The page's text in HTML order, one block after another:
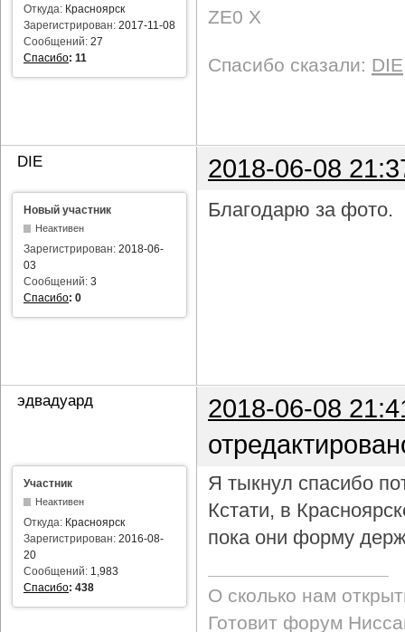
Откуда: Красноярск
Зарегистрирован: 2017-11-08
Сообщений: 27
Спасибо: 11
ZE0 X
Спасибо сказали: DIE
DIE 2018-06-08
Новый участник
Неактивен
Зарегистрирован: 2018-06-
03
Сообщений: 3
Спасибо: 0
Благодарю за фото.
эдвадуард
2018-06-08
Участник
Неактивен
Откуда: Красноярск
Зарегистрирован: 2016-08-
20
Сообщений: 1,983
Спасибо: 438
Я тыкнул спасибо
Кстати, в
пока они форму
О сколько нам
Готовит форум